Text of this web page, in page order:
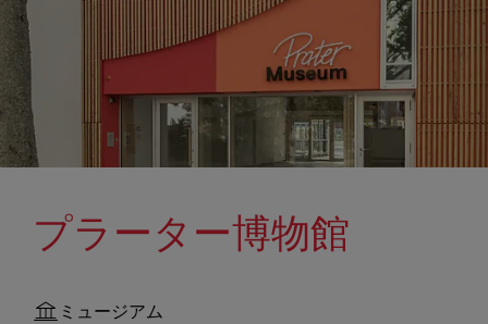
プラーター博物館
ミュージアム